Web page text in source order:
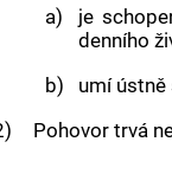
a)
je
denního
b)
umí
Pohovor trvá